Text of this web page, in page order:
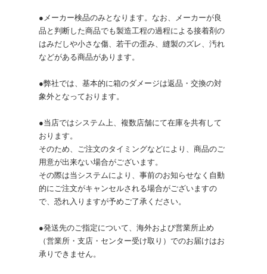
●メーカー検品のみとなります。なお、メーカーが良
品と判断した商品でも製造工程の過程による接着剤の
はみだしや小さな傷、若干の歪み、縫製のズレ、汚れ
などがある商品があります。
●弊社では、基本的に箱のダメージは返品・交換の対
象外となっております。
●当店ではシステム上、複数店舗にて在庫を共有して
おります。
そのため、ご注文のタイミングなどにより、商品のご
用意が出来ない場合がございます。
その際は当システムにより、事前のお知らせなく自動
的にご注文がキャンセルされる場合がございますの
で、恐れ入りますが予めご了承ください。
●発送先のご指定について、海外および営業所止め
（営業所・支店・センター受け取り）でのお届けはお
承りできません。